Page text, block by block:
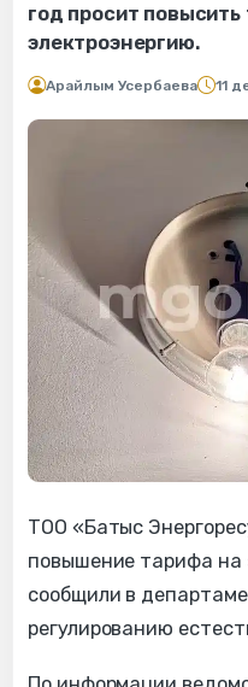
год просит повысить
электроэнергию.
Арайлым Усербаева 11
ТОО «Батыс
повышение тарифа на
сообщили в
регулированию